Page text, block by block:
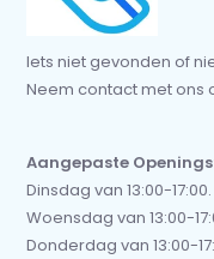
Iets niet gevonden of
Neem contact met ons
Aangepaste
Dinsdag van 13:00-17:00.
Woensdag van 13:00-
Donderdag van 13:00-